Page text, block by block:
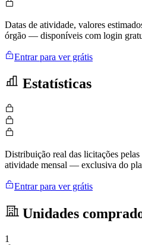
Datas de atividade, valores
órgão — disponíveis com login
Entrar para ver grátis
Estatísticas
Distribuição real das licitações pelas
atividade mensal — exclusiva do
Entrar para ver grátis
Unidades
1